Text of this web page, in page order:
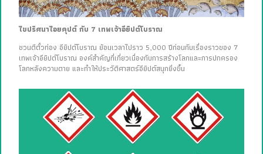
ไขปริศนาไอยคุปต์ กับ 7 เทพเจ้าอียิปต์โบราณ
ชวนตีตั๋วท่อง อียิปต์โบราณ ย้อนเวลาไปราว 5,000 ปีก่อนกับเรื่องราวของ 7
เทพเจ้าอียิปต์โบราณ องค์สำคัญที่เกี่ยวเนื่องกับการสร้างโลกและการปกครอง
โลกหลังความตาย และทำให้ประวัติศาสตร์อียิปต์สนุกยิ่งขึ้น